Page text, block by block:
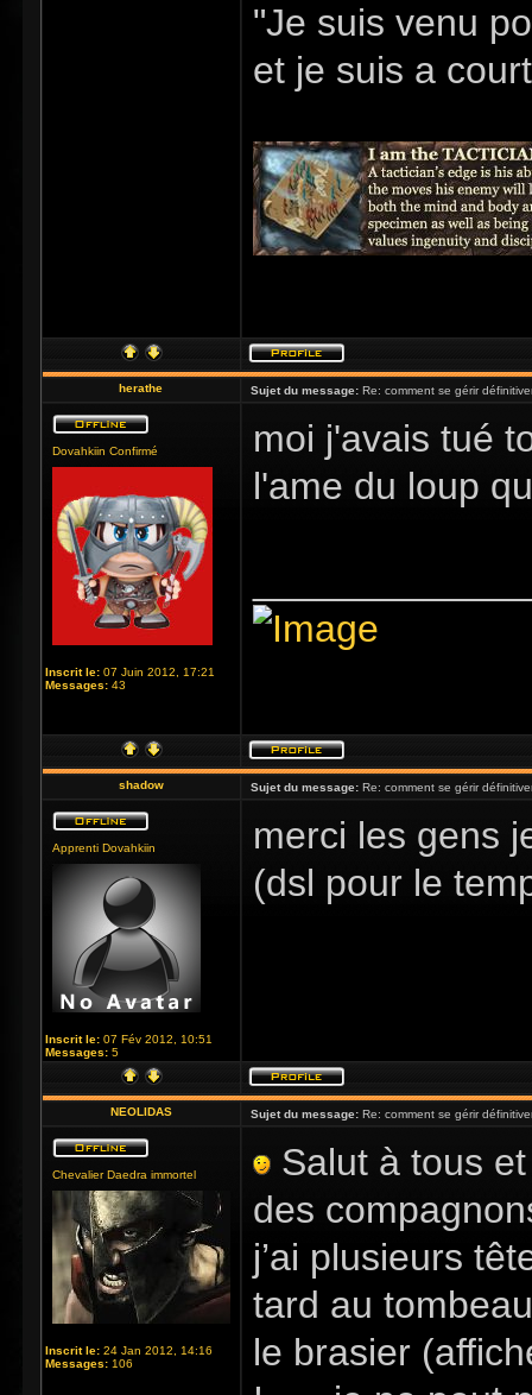
"Je suis venu
et je suis a
herathe Sujet du message: Re: comment se gérir
Dovahkiin Confirmé
Inscrit le: 07 Juin 2012, 17:21
Messages: 43
moi j'avais tué
l'ame du loup
shadow Sujet du message: Re: comment se gérir
Apprenti Dovahkiin
Inscrit le: 07 Fév 2012, 10:51
Messages: 5
merci les gens
(dsl pour le
NEOLIDAS Sujet du message: Re: comment se gérir
Chevalier Daedra immortel
Inscrit le: 24 Jan 2012, 14:16
Messages: 106
Salut à tous
des
j’ai plusieurs
tard au
le brasier